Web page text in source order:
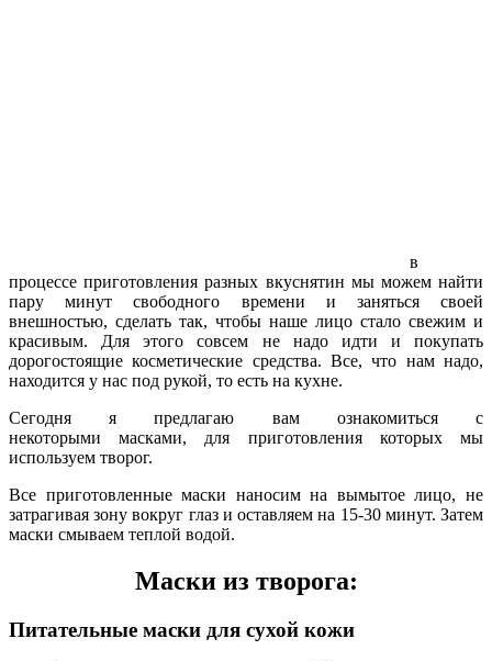
в
процессе приготовления разных вкуснятин мы можем найти
пару минут свободного времени и заняться своей
внешностью, сделать так, чтобы наше лицо стало свежим и
красивым. Для этого совсем не надо идти и покупать
дорогостоящие косметические средства. Все, что нам надо,
находится у нас под рукой, то есть на кухне.
Сегодня я предлагаю вам ознакомиться с
некоторыми масками, для приготовления которых мы
используем творог.
Все приготовленные маски наносим на вымытое лицо, не
затрагивая зону вокруг глаз и оставляем на 15-30 минут. Затем
маски смываем теплой водой.
Маски из творога:
Питательные маски для сухой кожи